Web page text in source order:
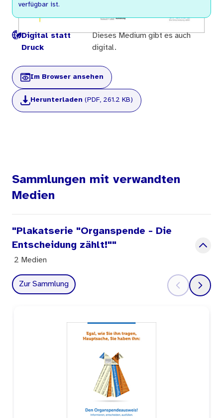
verfügbar ist.
Digital statt
Druck
Dieses Medium gibt es auch
digital.
Im Browser ansehen
Herunterladen (PDF, 261.2 KB)
Sammlungen mit verwandten
Medien
"Plakatserie "Organspende - Die
Entscheidung zählt!""
2 Medien
Zur Sammlung